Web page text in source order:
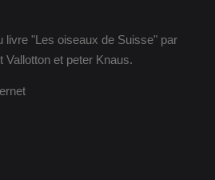
livre "Les oiseaux de Suisse" par
Vallotton et peter Knaus.